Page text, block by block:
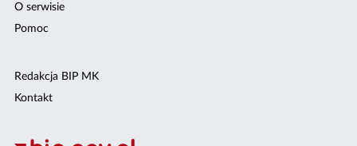
O serwisie
Pomoc
Redakcja BIP MK
Kontakt